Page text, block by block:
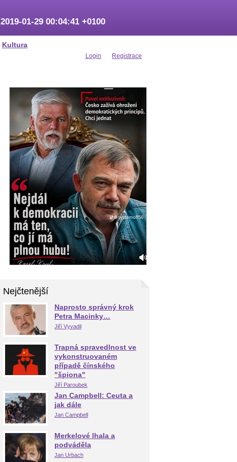
Kultura
2019-01-29 00:04:41 +0100
Login Registrace
Nejčtenější
Naprosto správný krok
Petra Macinky…
Jiří Vyvadil
Trapná spravedlnost ve
vykonstruovaném
případě čínského
"špiona"
Jiří Paroubek
Jan Campbell: Ceuta a
jak dále
Jan Campbell
Merkelové lhala a
podváděla
Jan Urbach